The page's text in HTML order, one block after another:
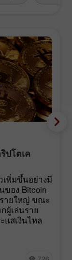
ปโตเค
เพิ่มขึ้นอย่างมี
อง Bitcoin
ายใหญ่ ขณะ
ผู้เล่นราย
แสเงินไหล